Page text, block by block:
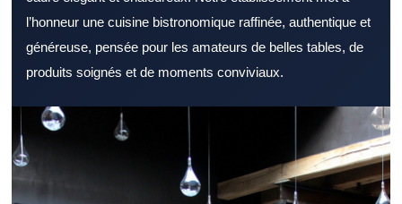
l’honneur une cuisine bistronomique raffinée, authentique et
généreuse, pensée pour les amateurs de belles tables, de
produits soignés et de moments conviviaux.
Identifier un Restaurant Val de Marne apprécié est un excellent
point de départ pour bien manger. Un Restaurant Val de Marne
s’adresse aussi bien aux couples qu’aux groupes d’amis. Le
décor d’un Restaurant Val de Marne reste un critère souvent
déterminant. L’offre d’un Restaurant Val de Marne devient plus
attractive lorsqu’elle reste diversifiée. Un Restaurant Val de